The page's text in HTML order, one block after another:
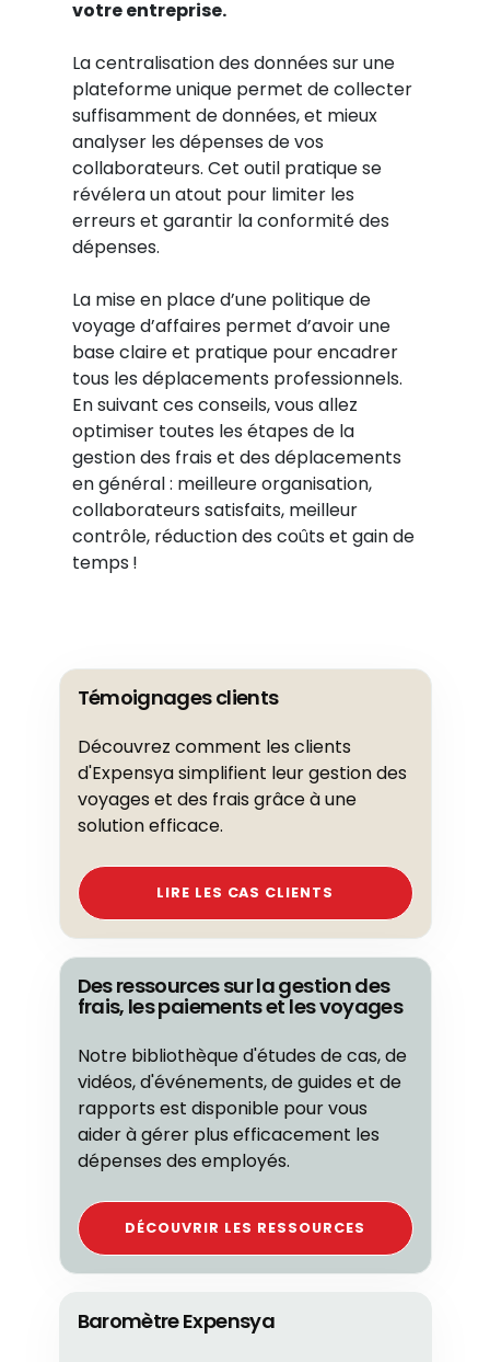
votre entreprise.
La centralisation des données sur une
plateforme unique permet de collecter
suffisamment de données, et mieux
analyser les dépenses de vos
collaborateurs. Cet outil pratique se
révélera un atout pour limiter les
erreurs et garantir la conformité des
dépenses.
La mise en place d’une politique de
voyage d’affaires permet d’avoir une
base claire et pratique pour encadrer
tous les déplacements professionnels.
En suivant ces conseils, vous allez
optimiser toutes les étapes de la
gestion des frais et des déplacements
en général : meilleure organisation,
collaborateurs satisfaits, meilleur
contrôle, réduction des coûts et gain de
temps !
Témoignages clients
Découvrez comment les clients
d'Expensya simplifient leur gestion des
voyages et des frais grâce à une
solution efficace.
LIRE LES CAS CLIENTS
Des ressources sur la gestion des
frais, les paiements et les voyages
Notre bibliothèque d'études de cas, de
vidéos, d'événements, de guides et de
rapports est disponible pour vous
aider à gérer plus efficacement les
dépenses des employés.
DÉCOUVRIR LES RESSOURCES
Baromètre Expensya